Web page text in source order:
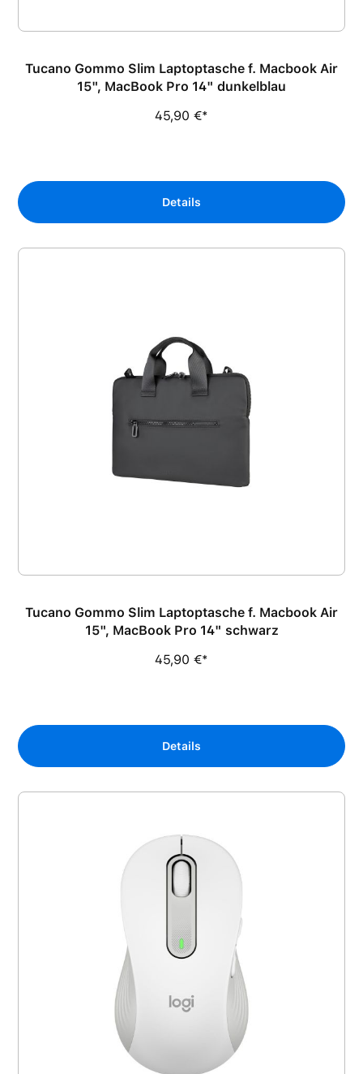
Tucano Gommo Slim Laptoptasche f. Macbook Air
15", MacBook Pro 14" dunkelblau
45,90 €*
Details
Tucano Gommo Slim Laptoptasche f. Macbook Air
15", MacBook Pro 14" schwarz
45,90 €*
Details